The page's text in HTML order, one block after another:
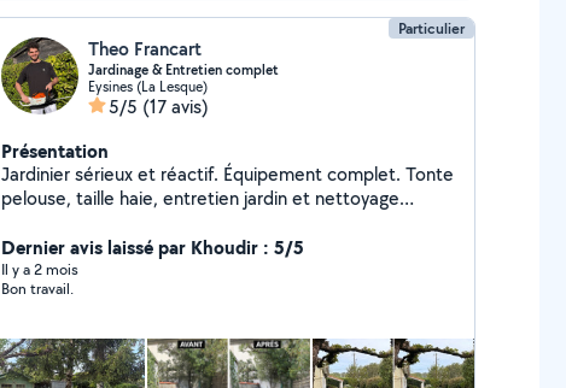
Particulier
Theo Francart
Jardinage & Entretien complet
Eysines (La Lesque)
5/5 (17 avis)
Présentation
Jardinier sérieux et réactif. Équipement complet. Tonte
pelouse, taille haie, entretien jardin et nettoyage
Disponible également le week end.
Dernier avis laissé par Khoudir : 5/5
Il y a 2 mois
Bon travail.